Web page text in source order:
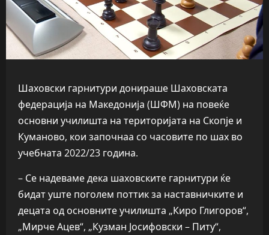
Шаховски гарнитури донираше Шаховската
федерација на Македонија (ШФМ) на повеќе
основни училишта на територијата на Скопје и
Куманово, кои започнаа со часовите по шах во
учебната 2022/23 година.
– Се надеваме дека шаховските гарнитури ќе
бидат уште поголем поттик за наставничките и
децата од основните училишта „Киро Глигоров“,
„Мирче Ацев“, „Кузман Јосифовски – Питу“,